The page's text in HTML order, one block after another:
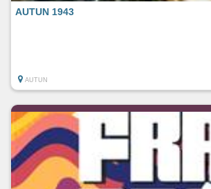
AUTUN 1943
AUTUN